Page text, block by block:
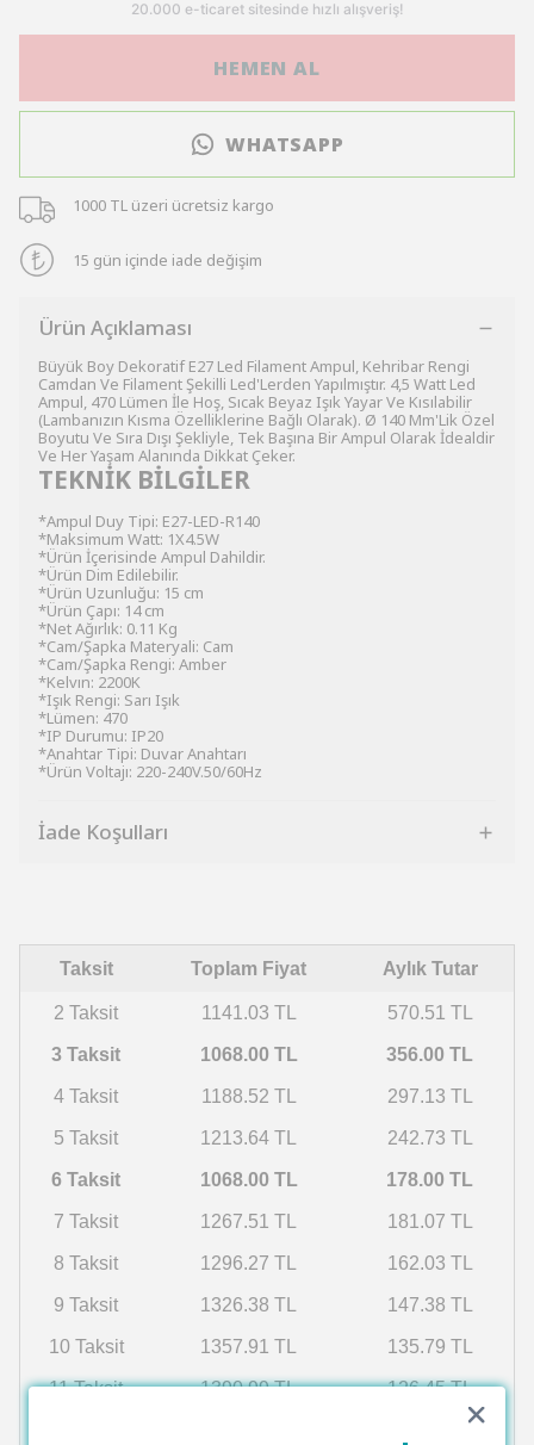
HEMEN AL
WHATSAPP
1000 TL üzeri ücretsiz kargo
15 gün içinde iade değişim
Ürün Açıklaması
Büyük Boy Dekoratif E27 Led Filament Ampul, Kehribar Rengi
Camdan Ve Filament Şekilli Led'Lerden Yapılmıştır. 4,5 Watt Led
Ampul, 470 Lümen İle Hoş, Sıcak Beyaz Işık Yayar Ve Kısılabilir
(Lambanızın Kısma Özelliklerine Bağlı Olarak). Ø 140 Mm'Lik Özel
Boyutu Ve Sıra Dışı Şekliyle, Tek Başına Bir Ampul Olarak İdealdir
Ve Her Yaşam Alanında Dikkat Çeker.
TEKNİK BİLGİLER
*Ampul Duy Tipi: E27-LED-R140
*Maksimum Watt: 1X4.5W
*Ürün İçerisinde Ampul Dahildir.
*Ürün Dim Edilebilir.
*Ürün Uzunluğu: 15 cm
*Ürün Çapı: 14 cm
*Net Ağırlık: 0.11 Kg
*Cam/Şapka Materyali: Cam
*Cam/Şapka Rengi: Amber
*Kelvın: 2200K
*Işık Rengi: Sarı Işık
*Lümen: 470
*IP Durumu: IP20
*Anahtar Tipi: Duvar Anahtarı
*Ürün Voltajı: 220-240V.50/60Hz
İade Koşulları
Taksit Toplam Fiyat Aylık Tutar
2 Taksit 1141.03 TL 570.51 TL
3 Taksit 1068.00 TL 356.00 TL
4 Taksit 1188.52 TL 297.13 TL
5 Taksit 1213.64 TL 242.73 TL
6 Taksit 1068.00 TL 178.00 TL
7 Taksit 1267.51 TL 181.07 TL
8 Taksit 1296.27 TL 162.03 TL
9 Taksit 1326.38 TL 147.38 TL
10 Taksit 1357.91 TL 135.79 TL
11 Taksit 1390.99 TL 126.45 TL
118.81 TL